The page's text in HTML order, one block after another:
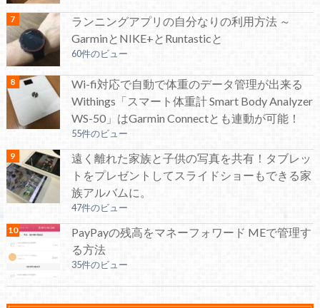
ランニングアプリの自分なりの利用方法 ～
GarminとNIKE+とRuntasticと
60件のビュー
Wi-fi対応で自動で体重のデータ管理が出来る
Withings「スマート体重計 Smart Body Analyzer
WS-50」はGarmin Connectとも連動が可能！
55件のビュー
遠く離れた家族と子供の写真を共有！タブレッ
トをプレゼントしてスライドショーもできる家
族アルバムに。
47件のビュー
PayPayの残高をマネーフォワード MEで管理す
る方法
35件のビュー